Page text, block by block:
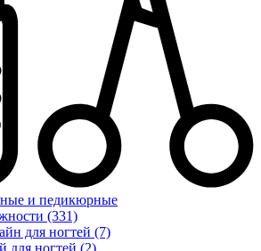
и педикюрные
(331)
для ногтей (7)